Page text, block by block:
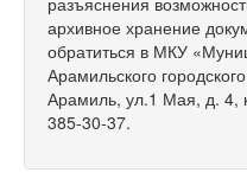
архивное хранение
обратиться в МКУ
Арамильского
Арамиль, ул.1 Мая, д. 4,
385-30-37.